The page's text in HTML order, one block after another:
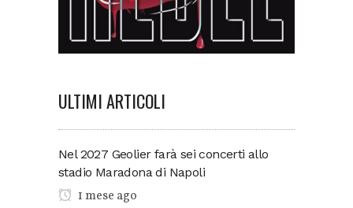
ULTIMI ARTICOLI
Nel 2027 Geolier farà sei concerti allo
stadio Maradona di Napoli
1 mese ago